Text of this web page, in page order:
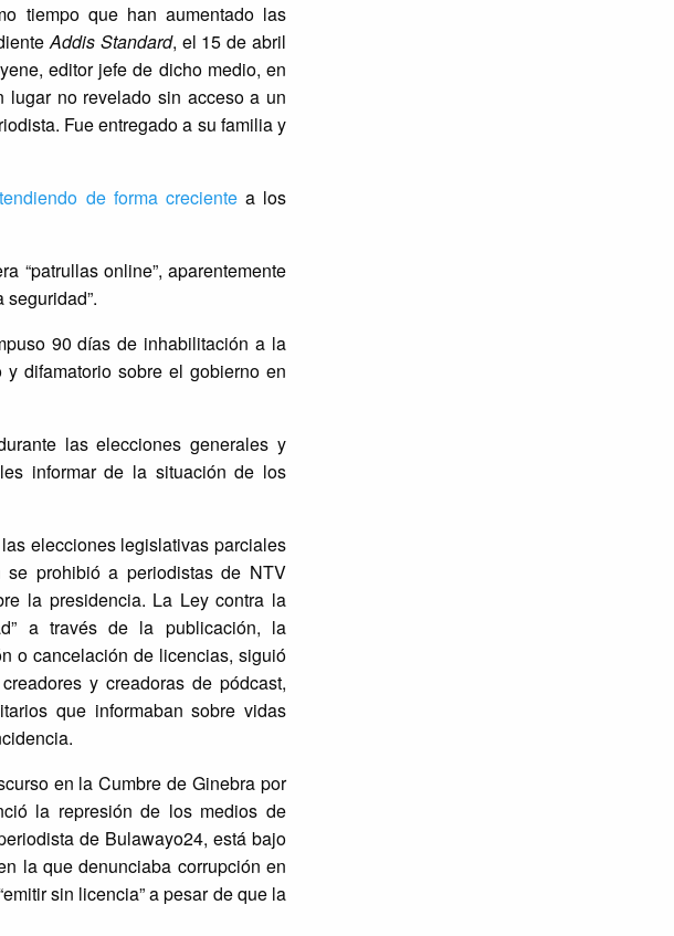
tiempo que han aumentado las
Addis Standard, el 15 de abril
editor jefe de dicho medio, en
lugar no revelado sin acceso a un
Fue entregado a su familia y
de forma crecientea los
“patrullas online”, aparentemente
90 días de inhabilitación a la
difamatorio sobre el gobierno en
las elecciones generales y
informar de la situación de los
elecciones legislativas parciales
se prohibió a periodistas de NTV
la presidencia. La Ley contra la
a través de la publicación, la
o cancelación de licencias, siguió
y creadoras de pódcast,
que informaban sobre vidas
en la Cumbre de Ginebra por
la represión de los medios de
de Bulawayo24, está bajo
la que denunciaba corrupción en
sin licencia” a pesar de que la